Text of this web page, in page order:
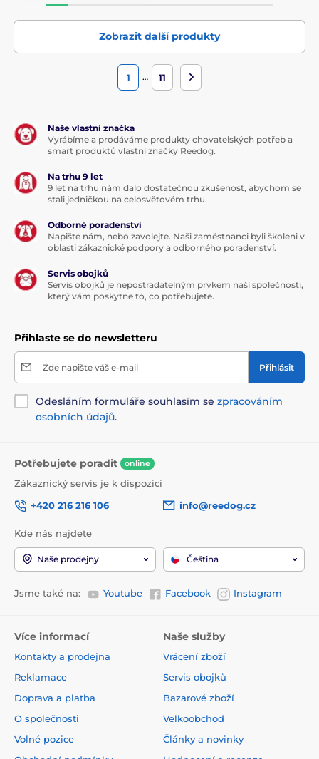
Zobrazit další produkty
1 … 11
Naše vlastní značka
Vyrábíme a prodáváme produkty chovatelských potřeb a
smart produktů vlastní značky Reedog.
Na trhu 9 let
9 let na trhu nám dalo dostatečnou zkušenost, abychom se
stali jedničkou na celosvětovém trhu.
Odborné poradenství
Napište nám, nebo zavolejte. Naši zaměstnanci byli školeni v
oblasti zákaznické podpory a odborného poradenství.
Servis obojků
Servis obojků je nepostradatelným prvkem naší společnosti,
který vám poskytne to, co potřebujete.
Přihlaste se do newsletteru
Zde napište váš e-mail Přihlásit
Odesláním formuláře souhlasím se zpracováním
osobních údajů.
Potřebujete poradit online
Zákaznický servis je k dispozici
+420 216 216 106
info@reedog.cz
Kde nás najdete
Naše prodejny Čeština
Jsme také na: Youtube Facebook Instagram
Více informací
Kontakty a prodejna
Reklamace
Doprava a platba
O společnosti
Volné pozice
Naše služby
Vrácení zboží
Servis obojků
Bazarové zboží
Velkoobchod
Články a novinky